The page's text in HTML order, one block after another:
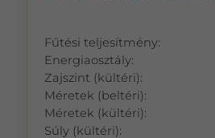
Fűtési teljesítmény:
Energiaosztály:
Zajszint (kültéri):
Méretek (beltéri):
Méretek (kültéri):
Súly (kültéri):